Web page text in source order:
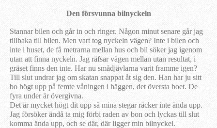
Den försvunna bilnyckeln
Stannar bilen och går in och ringer. Någon minut senare går jag
tillbaka till bilen. Men vart tog nyckeln vägen? Inte i bilen och
inte i huset, de få metrarna mellan hus och bil söker jag igenom
utan att finna nyckeln. Jag räfsar vägen mellan utan resultat, i
gräset finns den inte. Har nu smådjävlarna varit framme igen?
Till slut undrar jag om skatan snappat åt sig den. Han har ju sitt
bo högt upp på femte våningen i häggen, det översta boet. De
fyra under är övergivna.
Det är mycket högt dit upp så mina stegar räcker inte ända upp.
Jag försöker ändå ta mig förbi raden av bon och lyckas till slut
komma ända upp, och se där, där ligger min bilnyckel.